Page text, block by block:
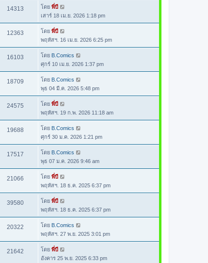
14313 โดย พี่บี
เสาร์ 18 เม.ย. 2026 1:18 pm
12363 โดย พี่บี
พฤหัสฯ. 16 เม.ย. 2026 6:25 pm
16103 โดย B.Comics
ศุกร์ 10 เม.ย. 2026 1:37 pm
18709 โดย B.Comics
พุธ 04 มี.ค. 2026 5:48 pm
24575 โดย พี่บี
พฤหัสฯ. 19 ก.พ. 2026 11:18 am
19688 โดย B.Comics
ศุกร์ 30 ม.ค. 2026 1:21 pm
17517 โดย B.Comics
พุธ 07 ม.ค. 2026 9:46 am
21066 โดย พี่บี
พฤหัสฯ. 18 ธ.ค. 2025 6:37 pm
39580 โดย พี่บี
พฤหัสฯ. 18 ธ.ค. 2025 6:37 pm
20322 โดย B.Comics
พฤหัสฯ. 27 พ.ย. 2025 3:01 pm
21642 โดย พี่บี
อังคาร 25 พ.ย. 2025 6:33 pm